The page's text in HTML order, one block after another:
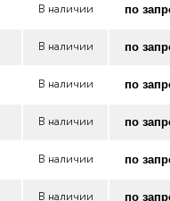
В наличии по
В наличии по
В наличии по
В наличии по
В наличии по
В наличии по